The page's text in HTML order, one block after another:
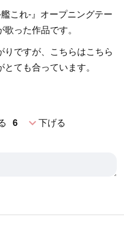
これ-』オープニングテー
った作品です。
りですが、こちらはこちら
ても合っています。
6 expand_more下げる